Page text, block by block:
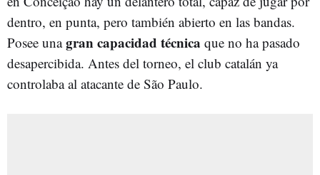
dentro, en punta, pero también abierto en las bandas.
Posee unagran capacidad técnica que no ha pasado
desapercibida. Antes del torneo, el club catalán ya
controlaba al atacante de São Paulo.